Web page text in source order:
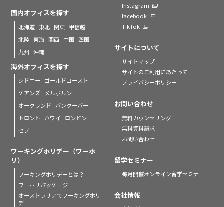
国内オフィスを探す
北海道 東北 関東 甲信越
北陸 東海 関西 中国 四国
九州 沖縄
海外オフィスを探す
シドニー
ゴールドコースト
ケアンズ
メルボルン
オークランド
バンクーバー
トロント
ハワイ
ロンドン
セブ
ワーキングホリデー（ワーホ
リ）
ワーキングホリデーとは？
ワーホリパッケージ
オーストラリアでワーキングホリ
デー
Instagram
facebook
TikTok
サイトについて
サイトマップ
サイトのご利用にあたって
プライバシーポリシー
お問い合わせ
無料カウンセリング
無料資料請求
お問い合わせ
留学セミナー
毎月開催オンライン留学セミナー
会社情報